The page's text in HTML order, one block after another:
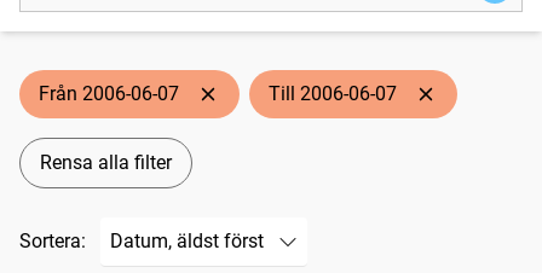
Från 2006-06-07 Till 2006-06-07
Rensa alla filter
Sortera: